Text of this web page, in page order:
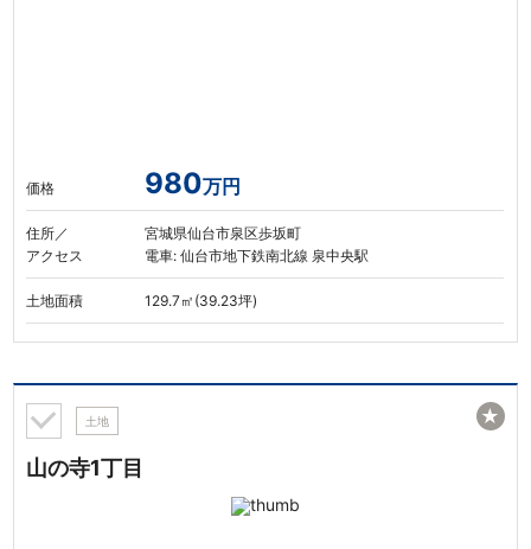
価格 980万円
住所／
アクセス
宮城県仙台市泉区歩坂町
電車: 仙台市地下鉄南北線 泉中央駅
土地面積 129.7㎡(39.23坪)
土地
山の寺1丁目
★